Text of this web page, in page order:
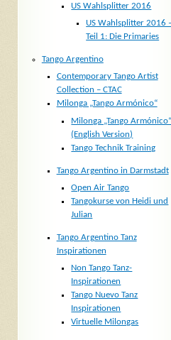
US Wahlsplitter 2016
US Wahlsplitter 2016
Teil 1: Die Primaries
Tango Argentino
Contemporary Tango Artist
Collection – CTAC
Milonga „Tango Armónico“
Milonga „Tango Armónico“
(English Version)
Tango Technik Training
Tango Argentino in Darmstadt
Open Air Tango
Tangokurse von Heidi und
Julian
Tango Argentino Tanz
Inspirationen
Non Tango Tanz-
Inspirationen
Tango Nuevo Tanz
Inspirationen
Virtuelle Milongas